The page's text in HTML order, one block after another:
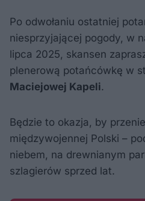
Po odwołaniu ostatniej
niesprzyjającej pogody, w
lipca 2025, skansen
plenerową potańcówkę w
Maciejowej Kapeli.
Będzie to okazja, by
międzywojennej Polski –
niebem, na drewnianym
szlagierów sprzed lat.